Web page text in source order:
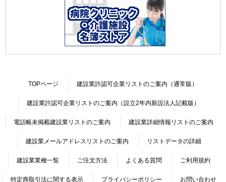
TOPページ 建設業許認可企業リストのご案内（通常版）
建設業許認可企業リストのご案内（設立2年内新設法人記載版）
電話帳未掲載建設業リストのご案内 建設業詳細情報リストのご案内
建設業メールアドレスリストのご案内 リストデータの詳細
建設業業種一覧 ご注文方法 よくある質問 ご利用規約
特定商取引法に関する表示 プライバシーポリシー お問い合わせ